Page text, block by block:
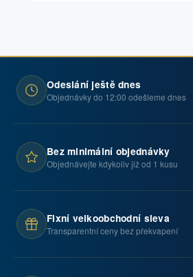
Odeslání ještě dnes
Objednávky do 12:00 odešleme dnes
Bez minimální objednávky
Objednávejte kdykoliv již od 1 kusu
Fixní velkoobchodní sleva
Transparentní ceny bez překvapení